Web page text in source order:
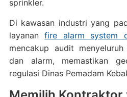
sprinkler.
Di kawasan industri yang
layananfire alarm system
mencakup audit
dan alarm, memastikan
regulasi Dinas Pemadam